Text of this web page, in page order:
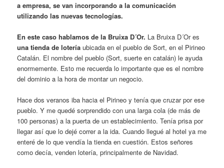
a empresa, se van incorporando a la comunicación
utilizando las nuevas tecnologías.
En este caso hablamos de la Bruixa D´Or. La Bruixa D´Or es
una tienda de loteríaubicada en el pueblo de Sort, en el Pirineo
Catalán. El nombre del pueblo (Sort, suerte en catalán) le ayuda
enormemente. Esto me recuerda lo importante que es el nombre
del dominio a la hora de montar un negocio.
Hace dos veranos iba hacia el Pirineo y tenía que cruzar por ese
pueblo. Y me quedé sorprendido con una larga cola (de más de
100 personas) a la puerta de un establecimiento. Tenía prisa por
llegar así que lo dejé correr a la ida. Cuando llegué al hotel ya me
enteré de lo que vendía la tienda en cuestión. Estos señores
como decía, venden lotería, principalmente de Navidad.